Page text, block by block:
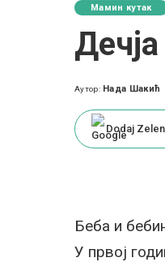
Мамин кутак
Posted
Аутор: Нада Шакић
Dodaj
Беба и
У првој